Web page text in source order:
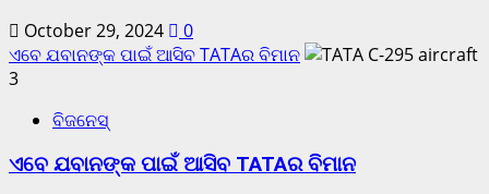
October 29, 2024
0
ଏବେ ଯବାନଙ୍କ ପାଇଁ ଆସିବ TATAର ବିମାନ
3
ବିଜନେସ୍
ଏବେ ଯବାନଙ୍କ ପାଇଁ ଆସିବ TATAର ବିମାନ